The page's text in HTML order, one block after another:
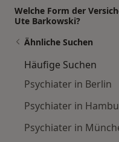
Welche Form der
Ute Barkowski?
Ähnliche Suchen
Häufige Suchen
Psychiater in Berlin
Psychiater in
Psychiater in